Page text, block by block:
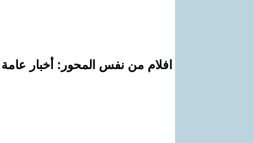
افلام من نفس المحور: أخبار عامة